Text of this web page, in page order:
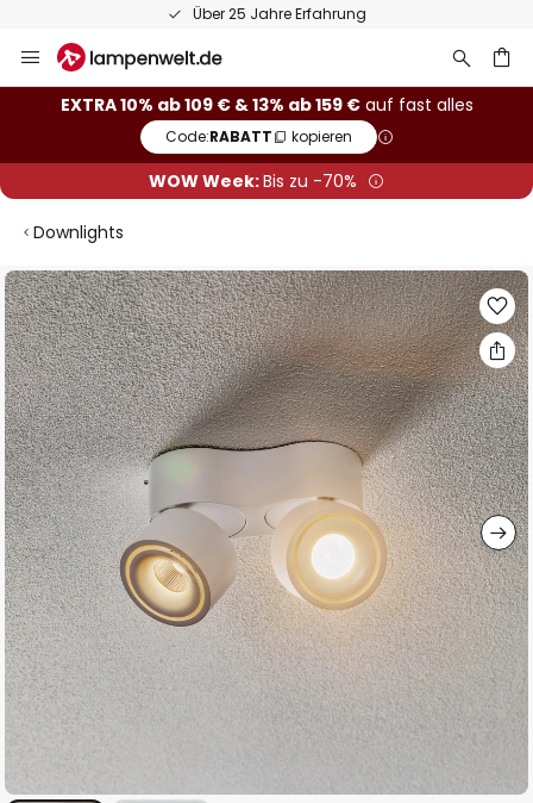
Über 25 Jahre Erfahrung
Inhalt
springen
EXTRA 10% ab 109 € & 13% ab 159 €auf fast alles
Code:RABATT kopieren
WOW Week:Bis zu -70%
Downlights
Zum
Ende
der
Bildgalerie
springen